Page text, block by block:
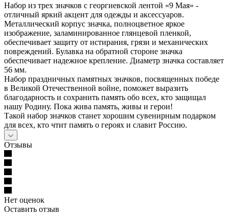
Набор из трех значков с георгиевской лентой «9 Мая» -
отличный яркий акцент для одежды и аксессуаров.
Металлический корпус значка, полноцветное яркое
изображение, заламинированное глянцевой пленкой,
обеспечивает защиту от истирания, грязи и механических
повреждений. Булавка на обратной стороне значка
обеспечивает надежное крепление. Диаметр значка составляет
56 мм.
Набор праздничных памятных значков, посвященных победе
в Великой Отечественной войне, поможет выразить
благодарность и сохранить память обо всех, кто защищал
нашу Родину. Пока жива память, живы и герои!
Такой набор значков станет хорошим сувенирным подарком
для всех, кто чтит память о героях и славит Россию.
Отзывы
Нет оценок
Оставить отзыв